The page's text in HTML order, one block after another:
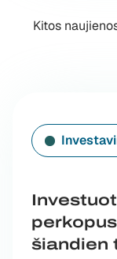
Kitos
šiandien